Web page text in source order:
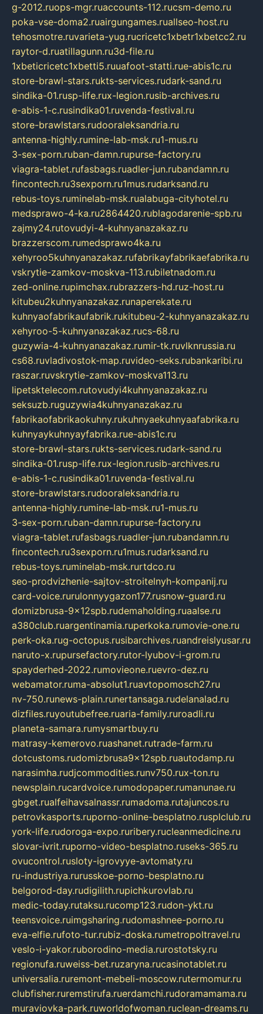
g-2012.ruops-mgr.ruaccounts-112.rucsm-demo.ru
poka-vse-doma2.ruairgungames.ruallseo-host.ru
tehosmotre.ruvarieta-yug.rucricetc1xbetr1xbetcc2.ru
raytor-d.ruatillagunn.ru3d-file.ru
1xbeticricetc1xbetti5.ruuafoot-statti.rue-abis1c.ru
store-brawl-stars.rukts-services.rudark-sand.ru
sindika-01.rusp-life.rux-legion.rusib-archives.ru
e-abis-1-c.rusindika01.ruvenda-festival.ru
store-brawlstars.rudooraleksandria.ru
antenna-highly.rumine-lab-msk.ru1-mus.ru
3-sex-porn.ruban-damn.rupurse-factory.ru
viagra-tablet.rufasbags.ruadler-jun.rubandamn.ru
fincontech.ru3sexporn.ru1mus.rudarksand.ru
rebus-toys.ruminelab-msk.rualabuga-cityhotel.ru
medsprawo-4-ka.ru2864420.rublagodarenie-spb.ru
zajmy24.rutovudyi-4-kuhnyanazakaz.ru
brazzerscom.rumedsprawo4ka.ru
xehyroo5kuhnyanazakaz.rufabrikayfabrikaefabrika.ru
vskrytie-zamkov-moskva-113.rubiletnadom.ru
zed-online.rupimchax.rubrazzers-hd.ruz-host.ru
kitubeu2kuhnyanazakaz.runaperekate.ru
kuhnyaofabrikaufabrik.rukitubeu-2-kuhnyanazakaz.ru
xehyroo-5-kuhnyanazakaz.rucs-68.ru
guzywia-4-kuhnyanazakaz.rumir-tk.ruvlknrussia.ru
cs68.ruvladivostok-map.ruvideo-seks.rubankaribi.ru
raszar.ruvskrytie-zamkov-moskva113.ru
lipetsktelecom.rutovudyi4kuhnyanazakaz.ru
seksuzb.ruguzywia4kuhnyanazakaz.ru
fabrikaofabrikaokuhny.rukuhnyaekuhnyaafabrika.ru
kuhnyaykuhnyayfabrika.rue-abis1c.ru
store-brawl-stars.rukts-services.rudark-sand.ru
sindika-01.rusp-life.rux-legion.rusib-archives.ru
e-abis-1-c.rusindika01.ruvenda-festival.ru
store-brawlstars.rudooraleksandria.ru
antenna-highly.rumine-lab-msk.ru1-mus.ru
3-sex-porn.ruban-damn.rupurse-factory.ru
viagra-tablet.rufasbags.ruadler-jun.rubandamn.ru
fincontech.ru3sexporn.ru1mus.rudarksand.ru
rebus-toys.ruminelab-msk.rurtdco.ru
seo-prodvizhenie-sajtov-stroitelnyh-kompanij.ru
card-voice.rurulonnyygazon177.rusnow-guard.ru
domizbrusa-9x12spb.rudemaholding.ruaalse.ru
a380club.ruargentinamia.ruperkoka.rumovie-one.ru
perk-oka.rug-octopus.rusibarchives.ruandreislyusar.ru
naruto-x.rupursefactory.rutor-lyubov-i-grom.ru
spayderhed-2022.rumovieone.ruevro-dez.ru
webamator.ruma-absolut1.ruavtopomosch27.ru
nv-750.runews-plain.runertansaga.rudelanalad.ru
dizfiles.ruyoutubefree.ruaria-family.ruroadli.ru
planeta-samara.rumysmartbuy.ru
matrasy-kemerovo.ruashanet.rutrade-farm.ru
dotcustoms.rudomizbrusa9x12spb.ruautodamp.ru
narasimha.rudjcommodities.runv750.rux-ton.ru
newsplain.rucardvoice.rumodopaper.rumanunae.ru
gbget.rualfeihavsalnassr.rumadoma.rutajuncos.ru
petrovkasports.ruporno-online-besplatno.rusplclub.ru
york-life.rudoroga-expo.ruribery.rucleanmedicine.ru
slovar-ivrit.ruporno-video-besplatno.ruseks-365.ru
ovucontrol.rusloty-igrovyye-avtomaty.ru
ru-industriya.rurusskoe-porno-besplatno.ru
belgorod-day.rudigilith.rupichkurovlab.ru
medic-today.rutaksu.rucomp123.rudon-ykt.ru
teensvoice.ruimgsharing.rudomashnee-porno.ru
eva-elfie.rufoto-tur.rubiz-doska.rumetropoltravel.ru
veslo-i-yakor.ruborodino-media.rurostotsky.ru
regionufa.ruweiss-bet.ruzaryna.rucasinotablet.ru
universalia.ruremont-mebeli-moscow.rutermomur.ru
clubfisher.ruremstirufa.ruerdamchi.rudoramamama.ru
muraviovka-park.ruworldofwoman.ruclean-dreams.ru